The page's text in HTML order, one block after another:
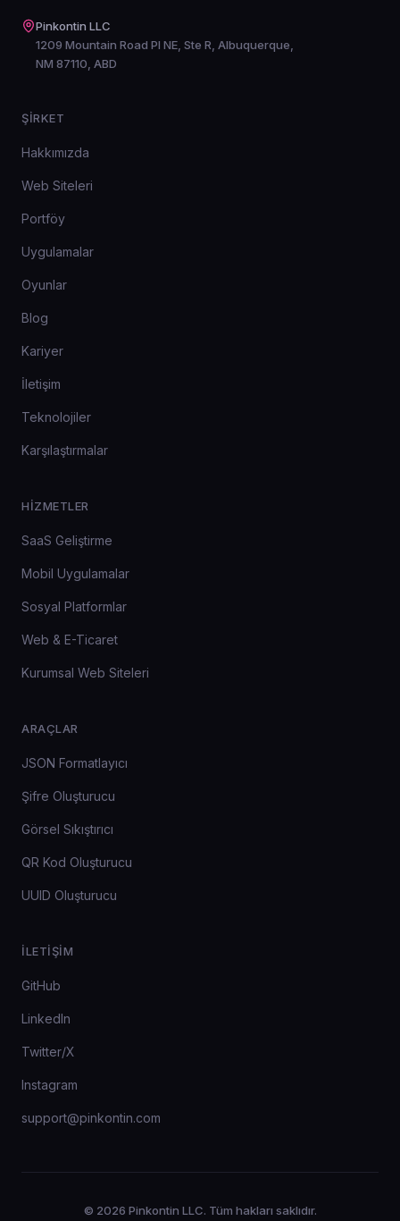
Pinkontin LLC
1209 Mountain Road Pl NE, Ste R, Albuquerque,
NM 87110, ABD
ŞIRKET
Hakkımızda
Web Siteleri
Portföy
Uygulamalar
Oyunlar
Blog
Kariyer
İletişim
Teknolojiler
Karşılaştırmalar
HIZMETLER
SaaS Geliştirme
Mobil Uygulamalar
Sosyal Platformlar
Web & E-Ticaret
Kurumsal Web Siteleri
ARAÇLAR
JSON Formatlayıcı
Şifre Oluşturucu
Görsel Sıkıştırıcı
QR Kod Oluşturucu
UUID Oluşturucu
İLETIŞIM
GitHub
LinkedIn
Twitter/X
Instagram
support@pinkontin.com
© 2026 Pinkontin LLC. Tüm hakları saklıdır.